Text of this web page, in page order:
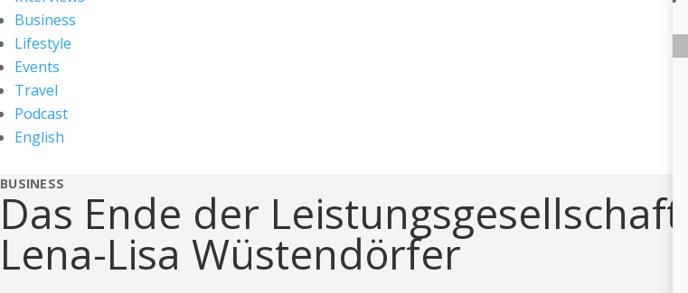
Business
Lifestyle
Events
Travel
Podcast
English
BUSINESS
Das Ende der Leistungsgesellschaft –
Lena-Lisa Wüstendörfer